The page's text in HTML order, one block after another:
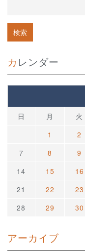
カレンダー
日 月 火
1
2
7
8 9
14
15 16
21
22 23
28
29 30
アーカイブ